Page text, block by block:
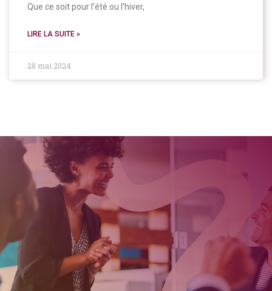
Que ce soit pour l’été ou l’hiver,
LIRE LA SUITE »
28 mai 2024